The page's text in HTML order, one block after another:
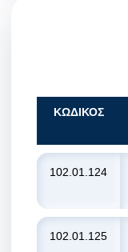
ΚΩΔΙΚΟΣ
102.01.124
102.01.125